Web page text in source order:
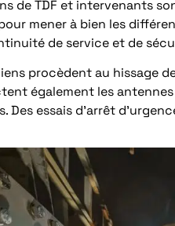
de TDF et intervenants
mener à bien les
de service et de
procèdent au hissage
également les
Des essais d’arrêt